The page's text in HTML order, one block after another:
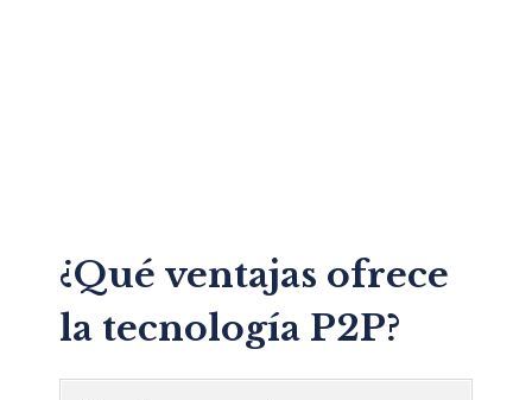
¿Qué ventajas ofrece
la tecnología P2P?